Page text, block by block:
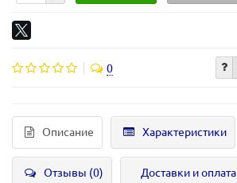
0
Описание Характеристики
Отзывы (0) Доставки и оплата